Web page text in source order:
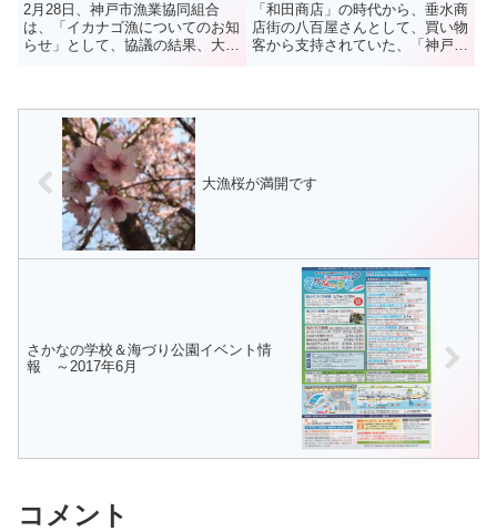
2月28日、神戸市漁業協同組合
は、「イカナゴ漁についてのお知
らせ」として、協議の結果、大阪
は6日に試験操業が行われ、イカ
ナゴのシンコ漁は3月17日に解...
「和田商店」の時代から、垂水商
店街の八百屋さんとして、買い物
客から支持されていた、「神戸垂
大漁桜が満開です
さかなの学校＆海づり公園イベント情
報 ～2017年6月
コメント